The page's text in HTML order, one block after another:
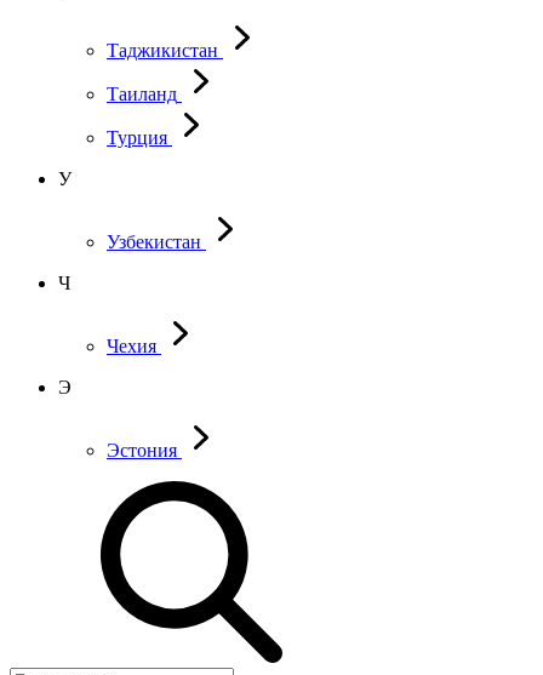
Таджикистан
Таиланд
Турция
У
Узбекистан
Ч
Чехия
Э
Эстония